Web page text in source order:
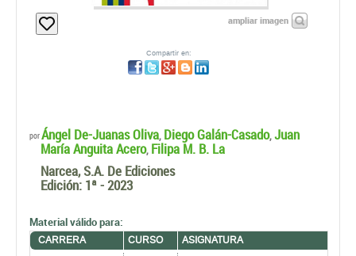
ampliar imagen
Compartir en:
porÁngel De-Juanas Oliva, Diego Galán-Casado,Juan
María Anguita Acero, Filipa M. B. La
Narcea, S.A. De Ediciones
Edición: 1ª - 2023
Material válido para:
CARRERA CURSO
ASIGNATURA